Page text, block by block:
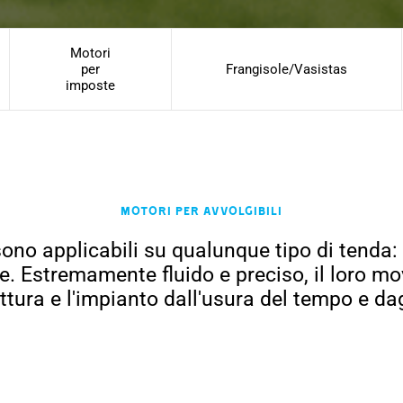
Motori
per
imposte
Frangisole/Vasistas
Motori per avvolgibili
applicabili su qualunque tipo di
Estremamente fluido e preciso, il loro
e l'impianto dall'usura del tempo e